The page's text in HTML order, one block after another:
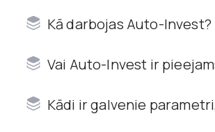
Kā darbojas Auto-Invest?
Vai Auto-Invest ir
Kādi ir galvenie